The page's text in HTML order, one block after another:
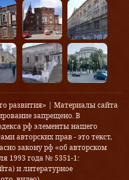
развития» | Материалы сайта
запрещено. В
рф элементы нашего
авторских прав - это текст,
закону рф «об авторском
1993 года № 5351-1:
и литературное